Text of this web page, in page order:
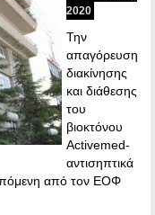
2020
Την
απαγόρευση
διακίνησης
και διάθεσης
του
βιοκτόνου
Activemed-
αντισηπτικά
από τον ΕΟΦ